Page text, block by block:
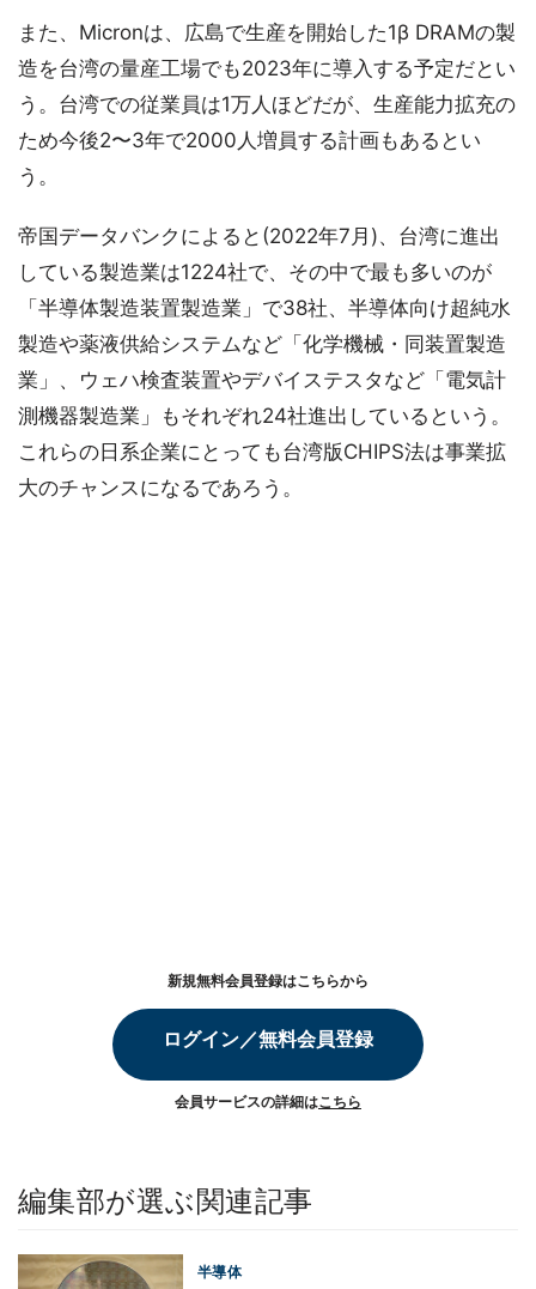
また、Micronは、広島で生産を開始した1β DRAMの製
造を台湾の量産工場でも2023年に導入する予定だとい
う。台湾での従業員は1万人ほどだが、生産能力拡充の
ため今後2〜3年で2000人増員する計画もあるとい
う。
帝国データバンクによると(2022年7月)、台湾に進出
している製造業は1224社で、その中で最も多いのが
「半導体製造装置製造業」で38社、半導体向け超純水
製造や薬液供給システムなど「化学機械・同装置製造
業」、ウェハ検査装置やデバイステスタなど「電気計
測機器製造業」もそれぞれ24社進出しているという。
これらの日系企業にとっても台湾版CHIPS法は事業拡
大のチャンスになるであろう。
新規無料会員登録はこちらから
ログイン／無料会員登録
会員サービスの詳細はこちら
編集部が選ぶ関連記事
半導体